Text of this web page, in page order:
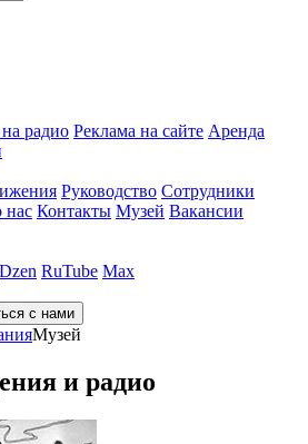
радио Реклама на сайте Аренда
Руководство Сотрудники
нас Контакты Музей Вакансии
Dzen RuTube Max
с нами
Музей
и радио